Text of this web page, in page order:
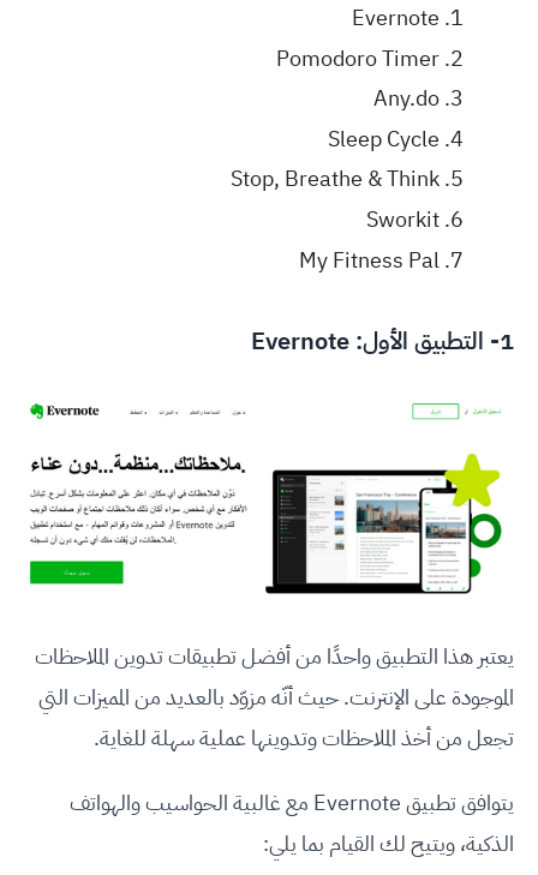
Evernote
Pomodoro Timer
Any.do
Sleep Cycle
Stop, Breathe & Think
Sworkit
My Fitness Pal
1- التطبيق الأول: Evernote
يعتبر هذا التطبيق واحدًا من أفضل تطبيقات تدوين الملاحظات
الموجودة على الإنترنت. حيث أنّه مزوّد بالعديد من المميزات التي
تجعل من أخذ الملاحظات وتدوينها عملية سهلة للغاية.
يتوافق تطبيق Evernote مع غالبية الحواسيب والهواتف
الذكية، ويتيح لك القيام بما يلي: